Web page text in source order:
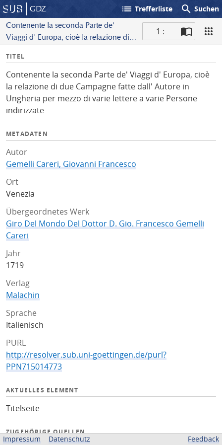
GDZ list Trefferliste search Suchen
Contenente la seconda Parte de'
Viaggi d' Europa, cioè la relazione di
Ungheria per mezzo di varie lettere a
varie Persone indirizzate
1 :
I
f
o
TITEL
Contenente la seconda Parte de' Viaggi d' Europa, cioè
la relazione di due Campagne fatte dall' Autore in
Ungheria per mezzo di varie lettere a varie Persone
indirizzate
METADATEN
Autor
Gemelli Careri, Giovanni Francesco
Ort
Venezia
Übergeordnetes Werk
Giro Del Mondo Del Dottor D. Gio. Francesco Gemelli
Careri
Jahr
1719
Verlag
Malachin
Sprache
Italienisch
PURL
http://resolver.sub.uni-goettingen.de/purl?
PPN715014773
AKTUELLES ELEMENT
Titelseite
ZUGEHÖRIGE QUELLEN
Impressum Datenschutz Feedback